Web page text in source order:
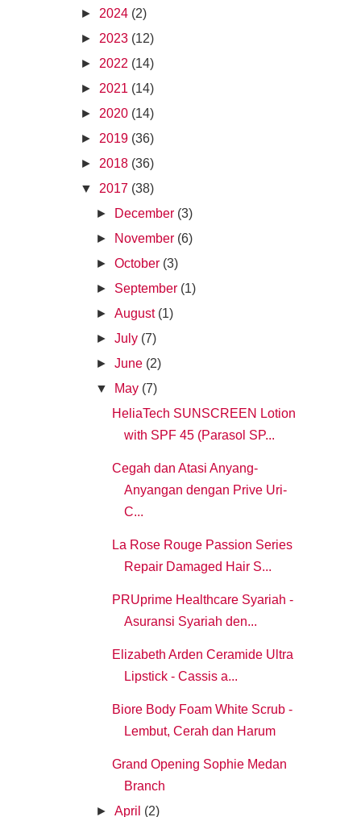
► 2024 (2)
► 2023 (12)
► 2022 (14)
► 2021 (14)
► 2020 (14)
► 2019 (36)
► 2018 (36)
▼
2017 (38)
►
December (3)
►
November (6)
►October (3)
► September (1)
►August (1)
►July (7)
►June (2)
▼
May (7)
HeliaTech SUNSCREEN Lotion
with SPF 45 (Parasol SP...
Cegah dan Atasi Anyang-
Anyangan dengan Prive Uri-
C...
La Rose Rouge Passion Series
Repair Damaged Hair S...
PRUprime Healthcare Syariah -
Asuransi Syariah den...
Elizabeth Arden Ceramide Ultra
Lipstick - Cassis a...
Biore Body Foam White Scrub -
Lembut, Cerah dan Harum
Grand Opening Sophie Medan
Branch
►April (2)